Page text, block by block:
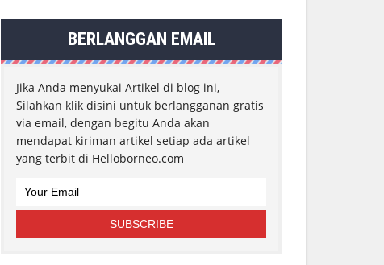
BERLANGGAN EMAIL
Jika Anda menyukai Artikel di blog ini,
Silahkan klik disini untuk berlangganan gratis
via email, dengan begitu Anda akan
mendapat kiriman artikel setiap ada artikel
yang terbit di Helloborneo.com